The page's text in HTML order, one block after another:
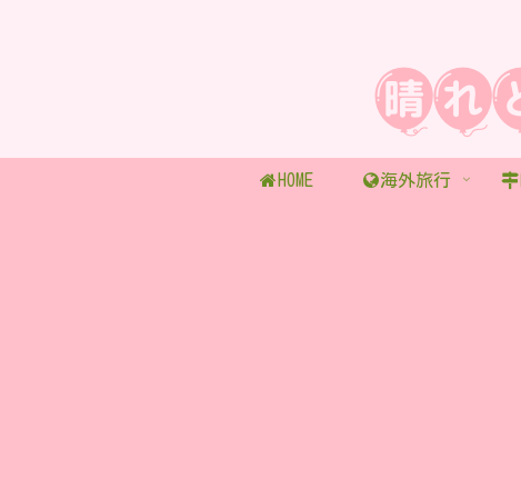
HOME 海外旅行